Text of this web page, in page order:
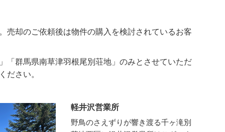
売却のご依頼後は物件の購入を検討されているお客
「群馬県南草津羽根尾別荘地」のみとさせていただ
ださい。
軽井沢営業所
野鳥のさえずりが響き渡る千ヶ滝別